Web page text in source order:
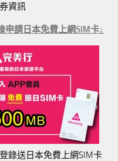
資訊
申請日本免費上網SIM卡↓
錄送日本免費上網SIM卡